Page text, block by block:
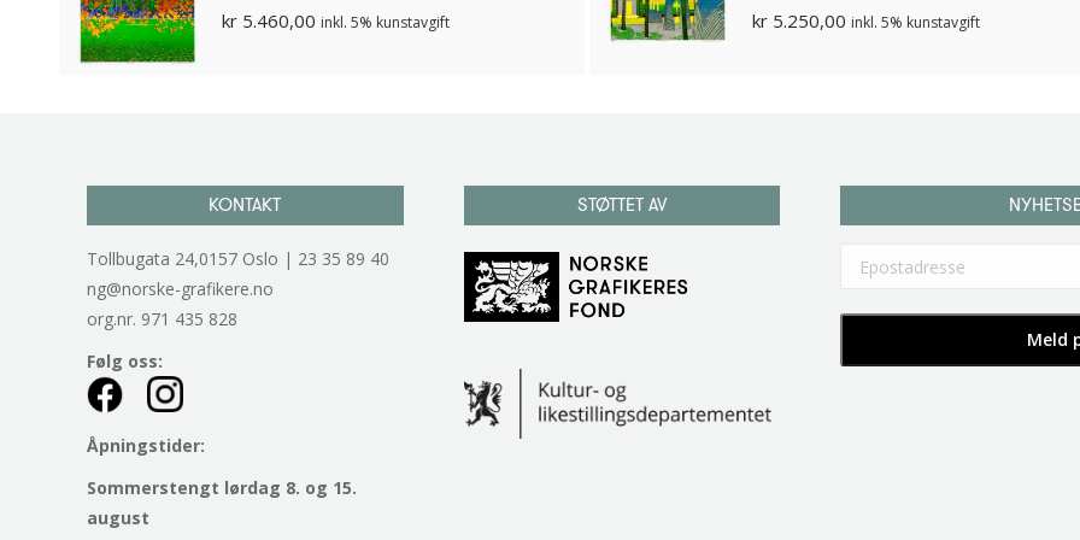
kr 5.460,00 inkl. 5% kunstavgift kr5.250,00 inkl. 5% kunstavgift
KONTAKT
Tollbugata 24,0157 Oslo | 23 35 89 40
ng@norske-grafikere.no
org.nr. 971 435 828
Følg oss:
Åpningstider:
Sommerstengt lørdag 8. og 15.
august
STØTTET AV